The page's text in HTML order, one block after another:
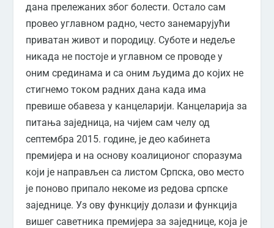
дана прележаних због болести. Остало сам
провео углавном радно, често занемарујући
приватан живот и породицу. Суботе и недеље
никада не постоје и углавном се проводе у
оним срединама и са оним људима до којих не
стигнемо током радних дана када има
превише обавеза у канцеларији. Канцеларија за
питања заједница, на чијем сам челу од
септембра 2015. године, је део кабинета
премијера и на основу коалиционог споразума
који је направљен са листом Српска, ово место
је поново припало некоме из редова српске
заједнице. Уз ову функцију долази и функција
вишег саветника премијера за заједнице, која је